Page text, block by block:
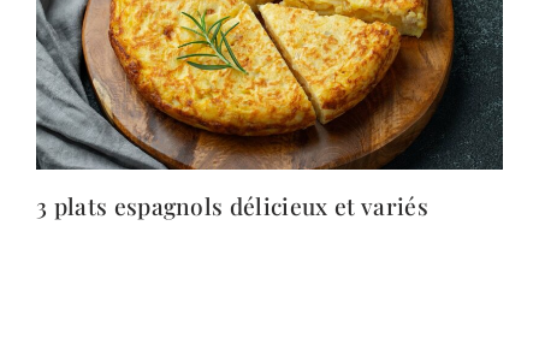
3 plats espagnols délicieux et variés